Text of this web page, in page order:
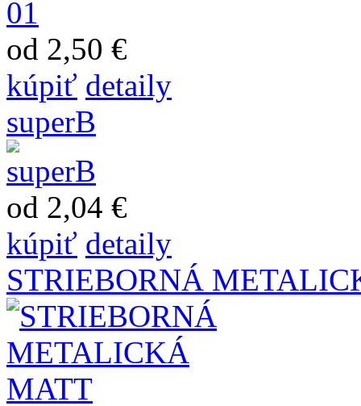
od 2,50 €
kúpiť detaily
superB
od 2,04 €
kúpiť detaily
STRIEBORNÁ